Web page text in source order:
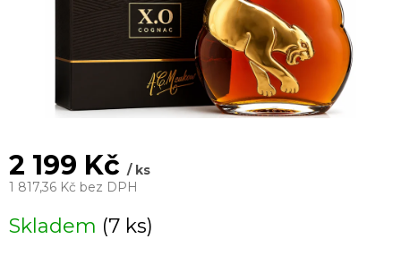
2 199 Kč/ ks
1 817,36 Kč bez DPH
cena:
Skladem (7 ks)